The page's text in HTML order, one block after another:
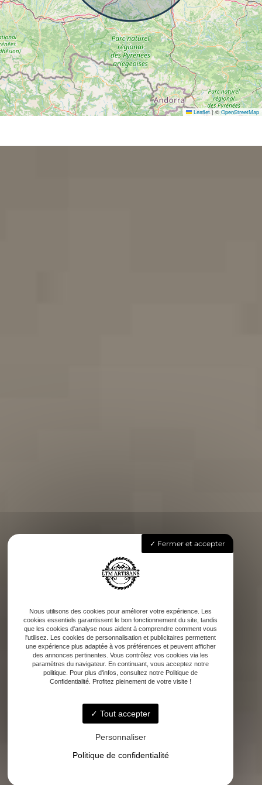
Leaflet |©OpenStreetMap
Fermer et accepter
Nous utilisons des cookies pour améliorer votre expérience. Les
cookies essentiels garantissent le bon fonctionnement du site, tandis
que les cookies d'analyse nous aident à comprendre comment vous
l'utilisez. Les cookies de personnalisation et publicitaires permettent
une expérience plus adaptée à vos préférences et peuvent afficher
des annonces pertinentes. Vous contrôlez vos cookies via les
paramètres du navigateur. En continuant, vous acceptez notre
politique. Pour plus d'infos, consultez notre Politique de
Confidentialité. Profitez pleinement de votre visite !
Tout accepter
Personnaliser
Politique de confidentialité